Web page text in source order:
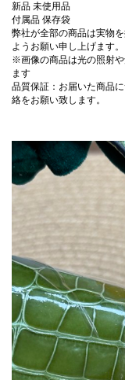
新品 未使用品
付属品 保存袋
弊社が全部の商品は実物
ようお願い申し上げます。
※画像の商品は光の照射
ます
品質保証：お届いた商品
絡をお願い致します。